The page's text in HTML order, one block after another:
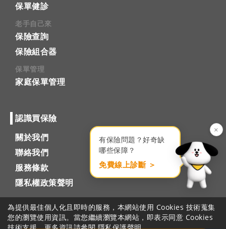
為提供最佳個人化且即時的服務，本網站使用 Cookies 技術蒐集
您的瀏覽使用資訊。當您繼續瀏覽本網站，即表示同意 Cookies
保單健診
老手自己來
保險查詢
保險組合器
保單管理
家庭保單管理
認識買保險
關於我們
聯絡我們
服務條款
隱私權政策聲明
×
有保險問題？好奇缺
哪些保障？
免費線上診斷 ＞